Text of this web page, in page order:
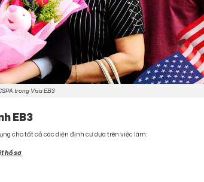
trong Visa EB3
EB3
cho tất cả các diện định cư dựa trên việc làm:
hồ sơ